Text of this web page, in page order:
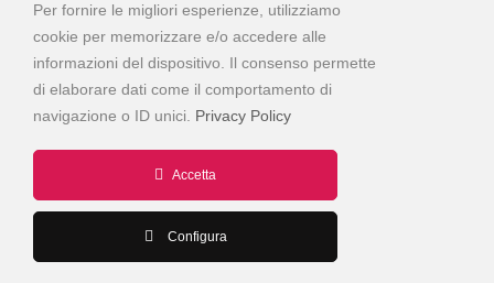
esigenza mm. 30 | mm. 50 -
applicazioni industriali, in gomma
EPDM per un uso intensivo.
PARACOLPI ELASTOMERO 20-150
Per fornire le migliori esperienze, utilizziamo
cookie per memorizzare e/o accedere alle
informazioni del dispositivo. Il consenso permette
di elaborare dati come il comportamento di
navigazione o ID unici. Privacy Policy
Accetta
Configura